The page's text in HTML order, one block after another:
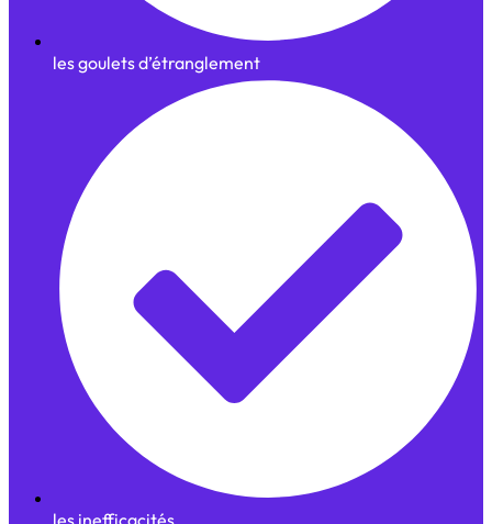
les goulets d’étranglement